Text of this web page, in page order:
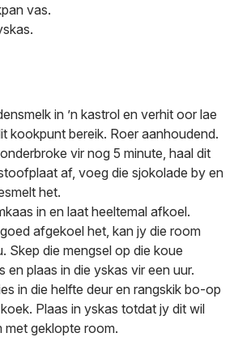
vas.
in ’n kastrol en verhit oor lae
kookpunt bereik. Roer aanhoudend.
vir nog 5 minute, haal dit
af, voeg die sjokolade by en
het.
in en laat heeltemal afkoel.
afgekoel het, kan jy die room
Skep die mengsel op die koue
en plaas in die yskas vir een uur.
in die helfte deur en rangskik bo-op
Plaas in yskas totdat jy dit wil
met geklopte room.